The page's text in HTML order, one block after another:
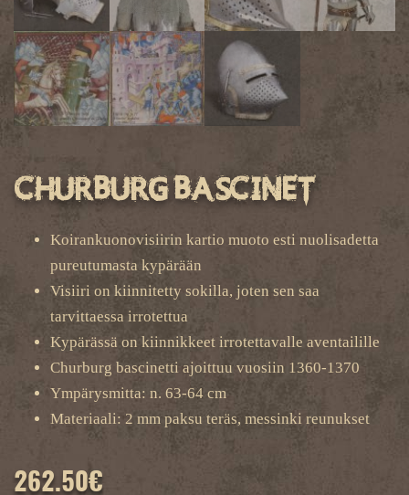
Churburg Bascinet
Koirankuonovisiirin kartio muoto esti nuolisadetta
pureutumasta kypärään
Visiiri on kiinnitetty sokilla, joten sen saa
tarvittaessa irrotettua
Kypärässä on kiinnikkeet irrotettavalle aventailille
Churburg bascinetti ajoittuu vuosiin 1360-1370
Ympärysmitta: n. 63-64 cm
Materiaali: 2 mm paksu teräs, messinki reunukset
262.50€